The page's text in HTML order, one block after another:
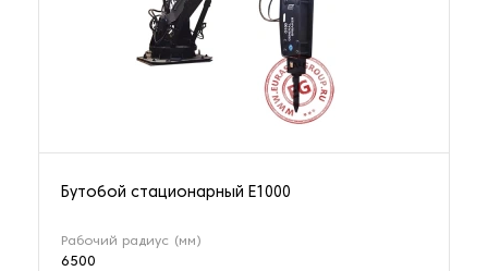
Оборудование для складирования и разгрузки
Печи для обжига минералов
Промывочное оборудование
Бутобой стационарный Е1000
Рабочий радиус (мм)
6500